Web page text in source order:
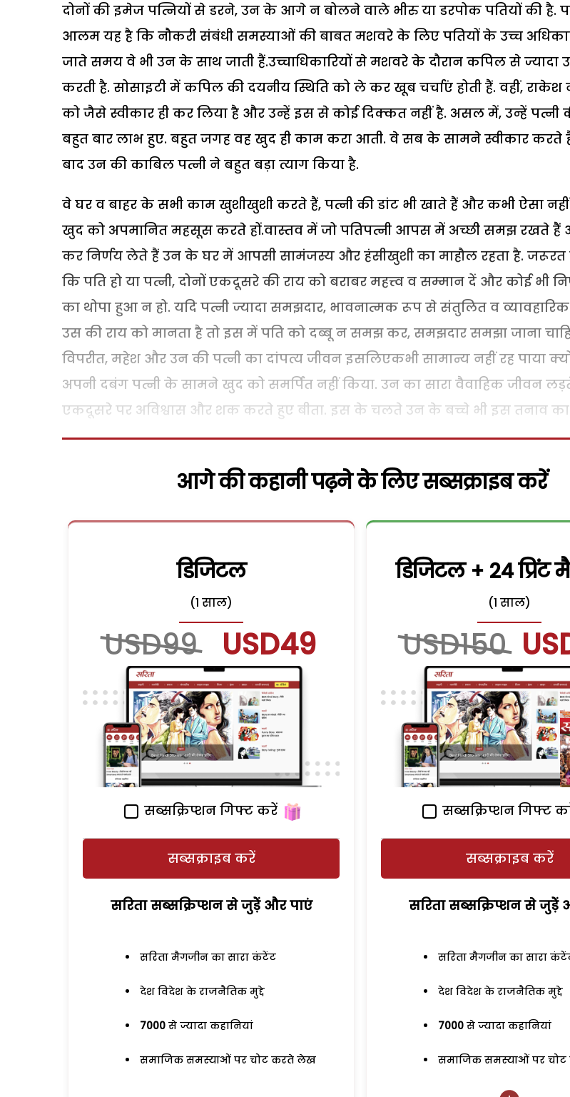
दोनों की इमेज पत्नियों से डरने, उन के आगे न बोलने वाले भीरु या डरपोक पतियों की है.
आलम यह है कि नौकरी संबंधी समस्याओं की बाबत मशवरे के लिए पतियों के उच्च
जाते समय वे भी उन के साथ जाती हैं.उच्चाधिकारियों से मशवरे के दौरान कपिल से ज्यादा
करती है. सोसाइटी में कपिल की दयनीय स्थिति को ले कर खूब चर्चाएं होती हैं. वहीं, राकेश
को जैसे स्वीकार ही कर लिया है और उन्हें इस से कोई दिक्कत नहीं है. असल में, उन्हें पत्नी
बहुत बार लाभ हुए. बहुत जगह वह खुद ही काम करा आती. वे सब के सामने स्वीकार करते
बाद उन की काबिल पत्नी ने बहुत बड़ा त्याग किया है.
वे घर व बाहर के सभी काम खुशीखुशी करते हैं, पत्नी की डांट भी खाते हैं और कभी ऐसा
खुद को अपमानित महसूस करते हों.वास्तव में जो पतिपत्नी आपस में अच्छी समझ रखते
कर निर्णय लेते हैं उन के घर में आपसी सामंजस्य और हंसीखुशी का माहौल रहता है. जरूरत
कि पति हो या पत्नी, दोनों एकदूसरे की राय को बराबर महत्त्व व सम्मान दें और कोई भी
का थोपा हुआ न हो. यदि पत्नी ज्यादा समझदार, भावनात्मक रूप से संतुलित व
उस की राय को मानता है तो इस में पति को दब्बू न समझ कर, समझदार समझा जाना
विपरीत, महेश और उन की पत्नी का दांपत्य जीवन इसलिएकभी सामान्य नहीं रह पाया
अपनी दबंग पत्नी के सामने खुद को समर्पित नहीं किया. उन का सारा वैवाहिक जीवन
एकदूसरे पर अविश्वास और शक करते हुए बीता. इस के चलते उन के बच्चे भी इस तनाव का
आगे की कहानी पढ़ने के लिए सब्सक्राइब करें
डिजिटल
(1 साल)
USD99 USD49
सब्सक्रिप्शन गिफ्ट करें
सब्सक्राइब करें
सरिता सब्सक्रिप्शन से जुड़ेें और पाएं
सरिता मैगजीन का सारा कंटेंट
देश विदेश के राजनैतिक मुद्दे
7000 से ज्यादा कहानियां
समाजिक समस्याओं पर चोट करते लेख
डिजिटल + 24 प्रिंट
(1 साल)
USD150
सब्सक्रिप्शन गिफ्ट
सब्सक्राइब करें
सरिता सब्सक्रिप्शन से जुड़ेें
सरिता मैगजीन का सारा
देश विदेश के राजनैतिक मुद्दे
7000 से ज्यादा कहानियां
समाजिक समस्याओं पर